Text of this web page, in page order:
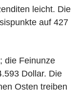
leicht. Die
auf 427
die Feinunze
Dollar. Die
Osten treiben